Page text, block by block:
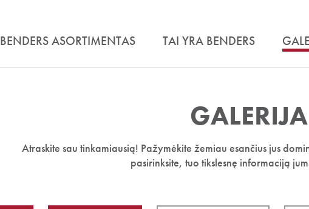
BENDERS ASORTIMENTAS TAI YRA BENDERS
GALERIJA
Atraskite sau tinkamiausią! Pažymėkite žemiau esančius jus
pasirinksite, tuo tikslesnę informaciją